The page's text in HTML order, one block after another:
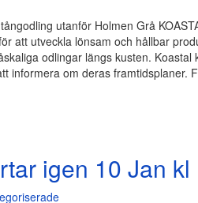
utanför Holmen Grå
att utveckla lönsam och hållbar
odlingar längs kusten.
informera om deras framtidsplaner.
igen 10 Jan kl